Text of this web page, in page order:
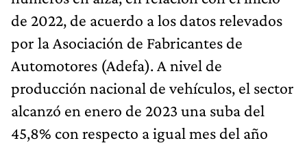
de 2022, de acuerdo a los datos relevados
por la Asociación de Fabricantes de
Automotores (Adefa). A nivel de
producción nacional de vehículos, el sector
alcanzó en enero de 2023 una suba del
45,8% con respecto a igual mes del año